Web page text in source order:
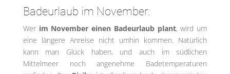
Badeurlaub im November:
Wer im November einen Badeurlaub plant, wird um
eine längere Anreise nicht umhin kommen. Natürlich
kann man Glück haben, und auch im südlichen
Mittelmeer noch angenehme Badetemperaturen